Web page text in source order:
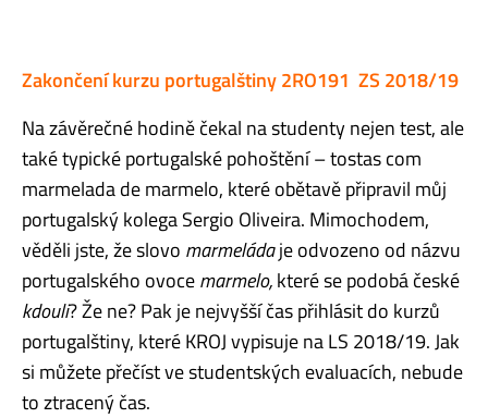
Zakončení kurzu portugalštiny2RO191 ZS 2018/19
Na závěrečné hodině čekal na studenty nejen test, ale
také typické portugalské pohoštění – tostas com
marmelada de marmelo, které obětavě připravil můj
portugalský kolega Sergio Oliveira. Mimochodem,
věděli jste, že slovo marmeládaje odvozeno od názvu
portugalského ovocemarmelo,které se podobá české
kdouli? Že ne? Pak je nejvyšší čas přihlásit do kurzů
portugalštiny, které KROJ vypisuje na LS 2018/19. Jak
si můžete přečíst ve studentských evaluacích, nebude
to ztracený čas.